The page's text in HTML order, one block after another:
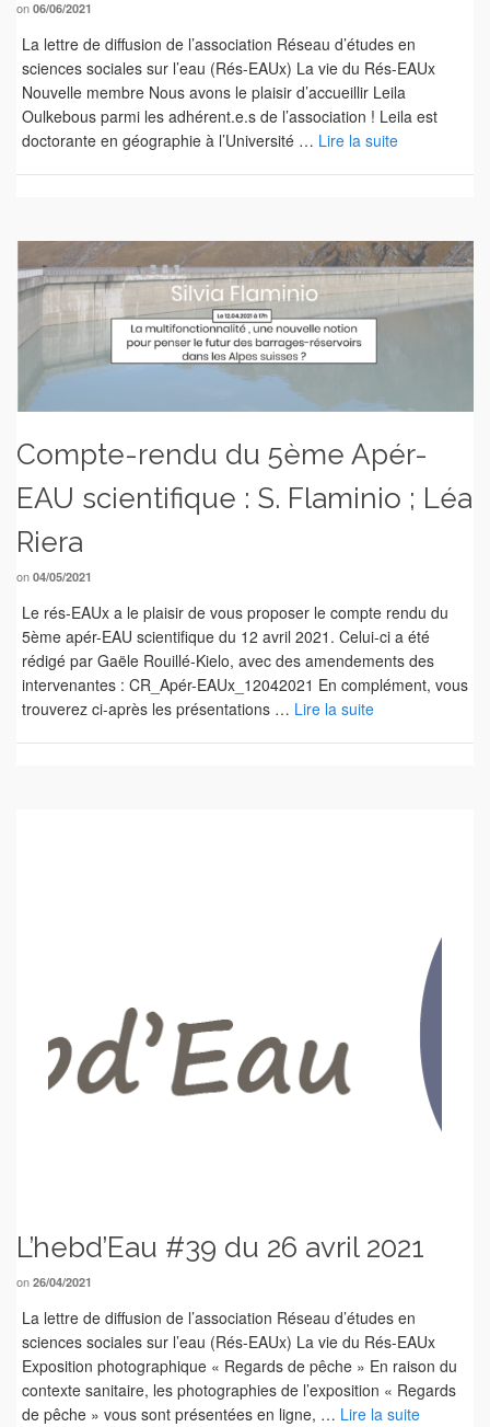
on 06/06/2021
La lettre de diffusion de l’association Réseau d’études en
sciences sociales sur l’eau (Rés-EAUx) La vie du Rés-EAUx
Nouvelle membre Nous avons le plaisir d’accueillir Leila
Oulkebous parmi les adhérent.e.s de l’association ! Leila est
doctorante en géographie à l’Université … Lire la suite
Compte-rendu du 5ème Apér-
EAU scientifique : S. Flaminio ; Léa
Riera
on 04/05/2021
Le rés-EAUx a le plaisir de vous proposer le compte rendu du
5ème apér-EAU scientifique du 12 avril 2021. Celui-ci a été
rédigé par Gaële Rouillé-Kielo, avec des amendements des
intervenantes : CR_Apér-EAUx_12042021 En complément, vous
trouverez ci-après les présentations … Lire la suite
L’hebd’Eau #39 du 26 avril 2021
on 26/04/2021
La lettre de diffusion de l’association Réseau d’études en
sciences sociales sur l’eau (Rés-EAUx) La vie du Rés-EAUx
Exposition photographique « Regards de pêche » En raison du
contexte sanitaire, les photographies de l’exposition « Regards
de pêche » vous sont présentées en ligne, … Lire la suite